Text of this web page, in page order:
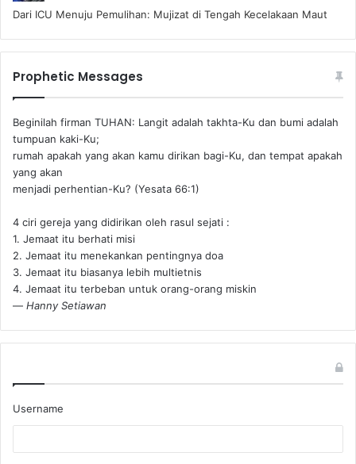
Dari ICU Menuju Pemulihan: Mujizat di Tengah Kecelakaan Maut
Prophetic Messages
Beginilah firman TUHAN: Langit adalah takhta-Ku dan bumi adalah
tumpuan kaki-Ku;
rumah apakah yang akan kamu dirikan bagi-Ku, dan tempat apakah
yang akan
menjadi perhentian-Ku? (Yesata 66:1) ‪
4 ciri gereja yang didirikan oleh rasul sejati :
1. Jemaat itu berhati misi
2. Jemaat itu menekankan pentingnya doa
3. Jemaat itu biasanya lebih multietnis
4. Jemaat itu terbeban untuk orang-orang miskin
— Hanny Setiawan
Username